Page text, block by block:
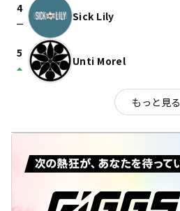
4
check_indeterminate_small Sick Lily
5
arrow_drop_up Unti Morel
もっと見る